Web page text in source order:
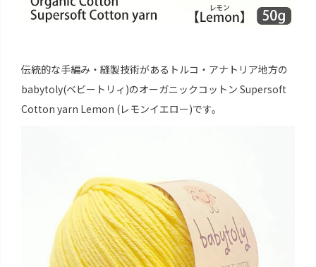
伝統的な手編み・縫製技術があるトルコ・アナトリア地方の
babytoly(ベビートリィ)のオーガニックコットン Supersoft
Cotton yarn Lemon (レモンイエロー)です。